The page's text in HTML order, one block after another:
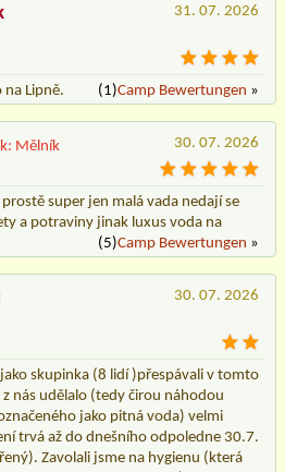
31. 07. 2026
na Lipně.
(1)Camp Bewertungen »
Mělník
30. 07. 2026
super jen malá vada nedají se
a potraviny jinak luxus voda na
(5)Camp Bewertungen »
30. 07. 2026
skupinka (8 lidí )přespávali v tomto
nás udělalo (tedy čirou náhodou
jako pitná voda) velmi
trvá až do dnešního odpoledne 30.7.
Zavolali jsme na hygienu (která